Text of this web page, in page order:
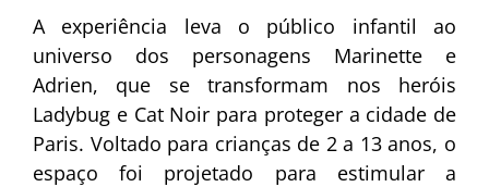
A experiência leva o público infantil ao
universo dos personagens Marinette e
Adrien, que se transformam nos heróis
Ladybug e Cat Noir para proteger a cidade de
Paris. Voltado para crianças de 2 a 13 anos, o
espaço foi projetado para estimular a